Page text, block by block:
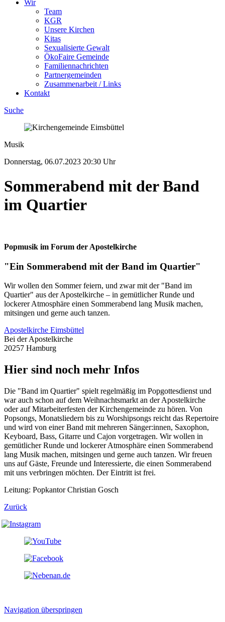
Wir
Team
KGR
Unsere Kirchen
Kitas
Sexualisierte Gewalt
ÖkoFaire Gemeinde
Familiennachrichten
Partnergemeinden
Zusammenarbeit / Links
Kontakt
Suche
Musik
Donnerstag, 06.07.2023 20:30 Uhr
Sommerabend mit der Band
im Quartier
Popmusik im Forum der Apostelkirche
"Ein Sommerabend mit der Band im Quartier"
Wir wollen den Sommer feiern, und zwar mit der "Band im
Quartier" aus der Apostelkirche – in gemütlicher Runde und
lockerer Atmosphäre einen Sommerabend lang Musik machen,
mitsingen und gerne auch tanzen.
Apostelkirche Eimsbüttel
Bei der Apostelkirche
20257 Hamburg
Hier sind noch mehr Infos
Die "Band im Quartier" spielt regelmäßig im Popgottesdienst und
war auch schon auf dem Weihnachtsmarkt an der Apostelkirche
oder auf Mitarbeiterfesten der Kirchengemeinde zu hören. Von
Popsongs, Monatsliedern bis zu Worshipsongs reicht das Repertoire
und wird von einer Band mit mehreren Sänger:innen, Saxophon,
Keyboard, Bass, Gitarre und Cajon vorgetragen. Wir wollen in
gemütlicher Runde und lockerer Atmosphäre einen Sommerabend
lang Musik machen, mitsingen und gerne auch tanzen. Wir freuen
uns auf Gäste, Freunde und Interessierte, die einen Sommerabend
mit uns verbringen möchten. Der Eintritt ist frei.
Leitung: Popkantor Christian Gosch
Zurück
Navigation überspringen